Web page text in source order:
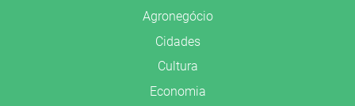
Agronegócio
Cidades
Cultura
Economia